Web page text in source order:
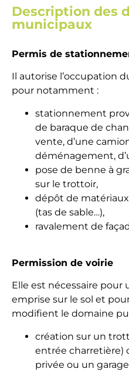
Description des
municipaux
Permis de
Il autorise l’occupation
pour notamment :
stationnement
de baraque de
vente, d’une
déménagement,
pose de benne à
sur le trottoir,
dépôt de
(tas de sable…),
ravalement de
Permission de voirie
Elle est nécessaire pour
emprise sur le sol et
modifient le domaine
création sur un
entrée charretière)
privée ou un